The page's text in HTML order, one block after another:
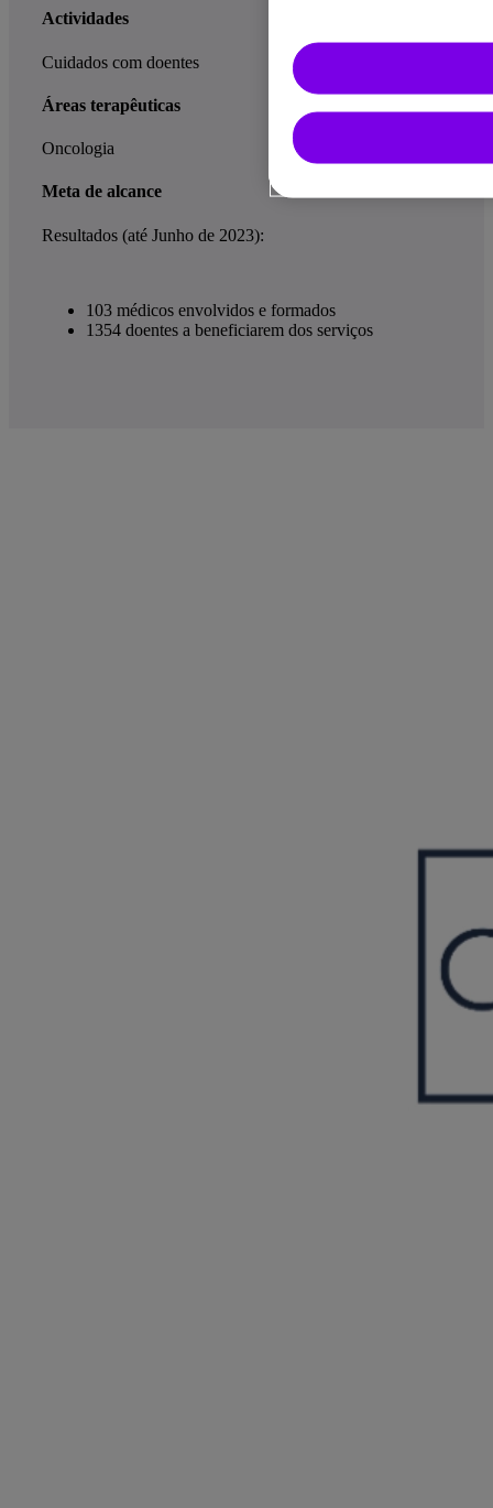
Actividades
Cuidados com doentes
Áreas terapêuticas
Oncologia
Meta de alcance
Resultados (até Junho de 2023):
103 médicos envolvidos e formados
1354 doentes a beneficiarem dos serviços